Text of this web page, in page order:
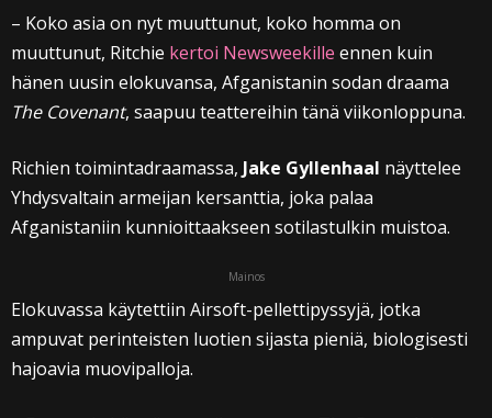
– Koko asia on nyt muuttunut, koko homma on
muuttunut, Ritchie kertoi Newsweekille ennen kuin
hänen uusin elokuvansa, Afganistanin sodan draama
The Covenant, saapuu teattereihin tänä viikonloppuna.
Richien toimintadraamassa, Jake Gyllenhaal näyttelee
Yhdysvaltain armeijan kersanttia, joka palaa
Afganistaniin kunnioittaakseen sotilastulkin muistoa.
Mainos
Elokuvassa käytettiin Airsoft-pellettipyssyjä, jotka
ampuvat perinteisten luotien sijasta pieniä, biologisesti
hajoavia muovipalloja.